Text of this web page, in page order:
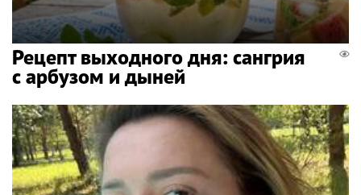
Рецепт выходного дня: сангрия
с арбузом и дыней